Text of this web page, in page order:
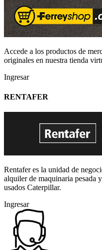
Accede a los productos de
originales en nuestra tienda
Ingresar
RENTAFER
Rentafer es la unidad de
alquiler de maquinaria pesada
usados Caterpillar.
Ingresar